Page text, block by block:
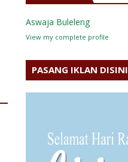
Aswaja Buleleng
View my complete profile
PASANG IKLAN DISINI